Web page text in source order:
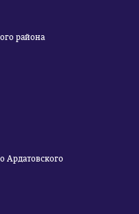
района
Ардатовского